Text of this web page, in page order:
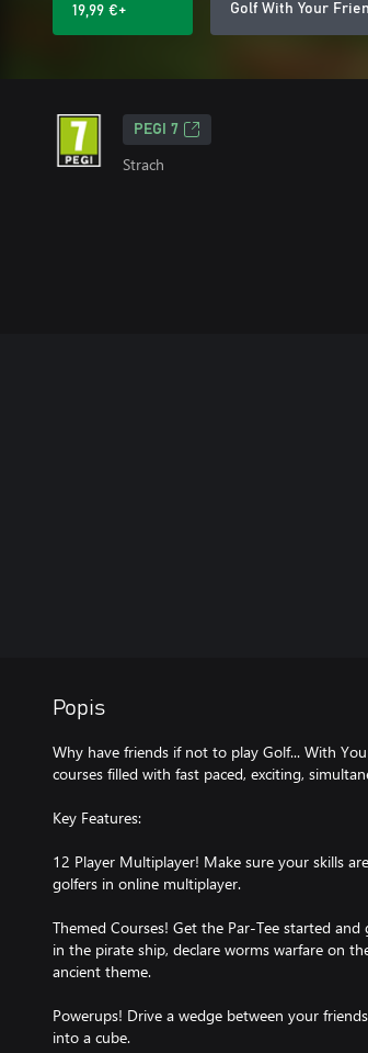
19,99 €+
Golf With Your
PEGI 7
Strach
Popis
Why have friends if not to play Golf... With
courses filled with fast paced, exciting,
Key Features:
12 Player Multiplayer! Make sure your skills
golfers in online multiplayer.
Themed Courses! Get the Par-Tee started
in the pirate ship, declare worms warfare on
ancient theme.
Powerups! Drive a wedge between your
into a cube.